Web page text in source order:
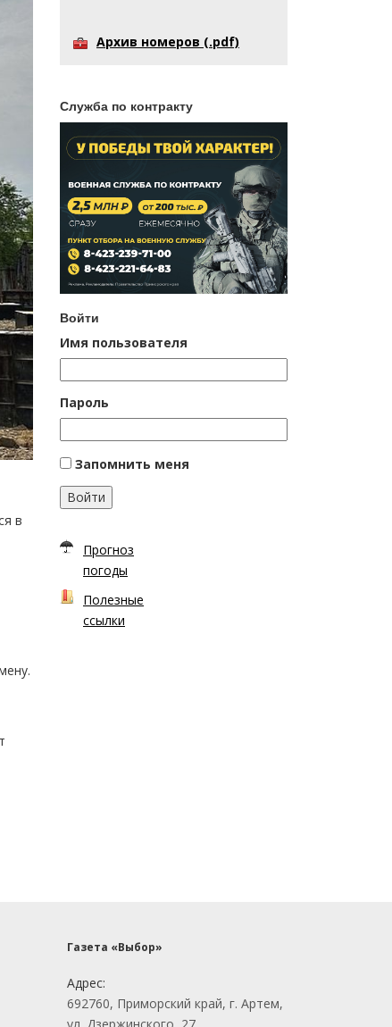
в
Архив номеров (.pdf)
Служба по контракту
Войти
Имя пользователя
Пароль
Запомнить меня
Войти
Прогноз
погоды
Полезные
ссылки
Газета «Выбор»
Адрес:
692760, Приморский край, г. Артем,